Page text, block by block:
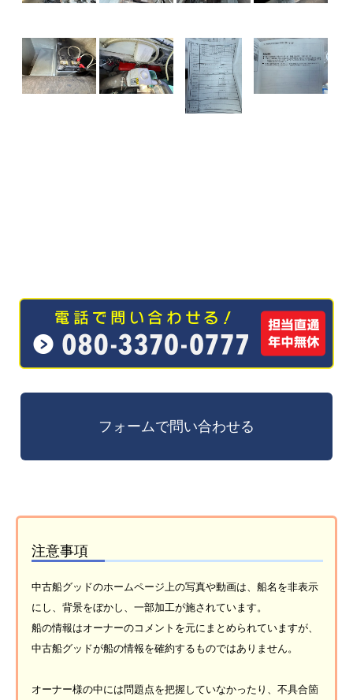
注意事項
中古船グッドのホームページ上の写真や動画は、船名を非表示
にし、背景をぼかし、一部加工が施されています。
船の情報はオーナーのコメントを元にまとめられていますが、
中古船グッドが船の情報を確約するものではありません。
オーナー様の中には問題点を把握していなかったり、不具合箇